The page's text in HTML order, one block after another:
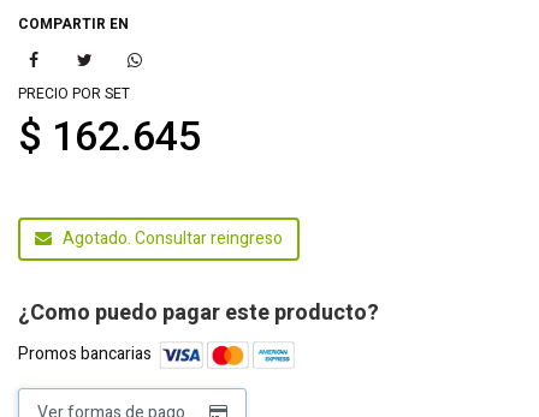
COMPARTIR EN
PRECIO POR SET
$ 162.645
Agotado. Consultar reingreso
¿Como puedo pagar este producto?
Promos bancarias